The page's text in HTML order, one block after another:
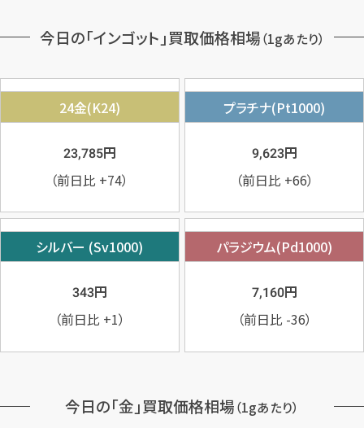
今日の「インゴット」買取価格相場（1gあたり）
24金(K24)
23,785円
（前日比 +74）
プラチナ(Pt1000)
9,623円
（前日比 +66）
シルバー (Sv1000)
343円
（前日比 +1）
パラジウム(Pd1000)
7,160円
（前日比 -36）
今日の「金」買取価格相場（1gあたり）